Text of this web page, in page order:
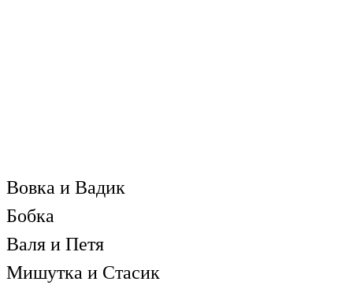
Вовка и Вадик
Бобка
Валя и Петя
Мишутка и Стасик